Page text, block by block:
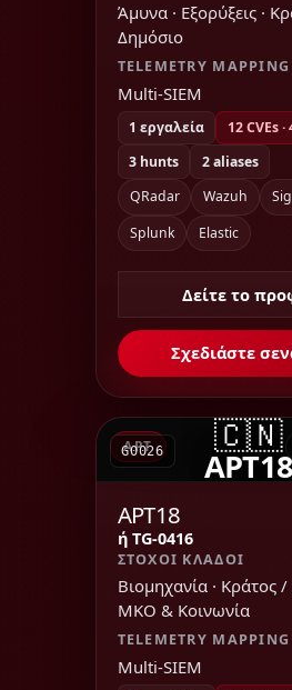
Άμυνα · Εξορύξεις ·
Δημόσιο
TELEMETRY MAPPING
Multi-SIEM
1 εργαλεία
12 CVEs
3 hunts
2 aliases
QRadar
Wazuh
Splunk
Elastic
Δείτε το
Σχεδιάστε
APT 🇨🇳
APT18
G0026
APT18
ή TG-0416
ΣΤΌΧΟΙ ΚΛΆΔΟΙ
Βιομηχανία · Κράτος /
ΜΚΟ & Κοινωνία
TELEMETRY MAPPING
Multi-SIEM